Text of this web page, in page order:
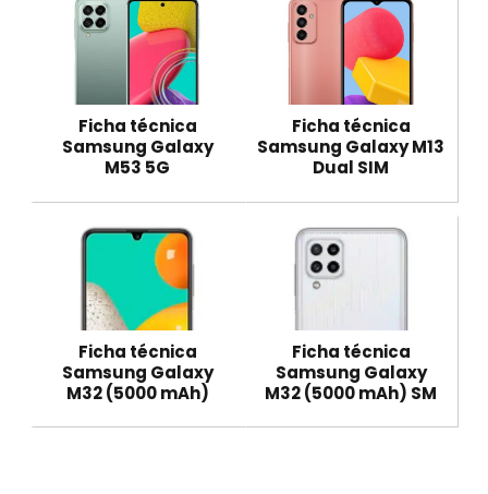
Ficha técnica
Samsung Galaxy
M53 5G
Ficha técnica
Samsung Galaxy M13
Dual SIM
Ficha técnica
Samsung Galaxy
M32 (5000 mAh)
Ficha técnica
Samsung Galaxy
M32 (5000 mAh) SM